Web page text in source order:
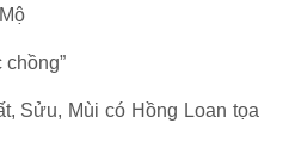
Sửu, Mùi có Hồng Loan tọa